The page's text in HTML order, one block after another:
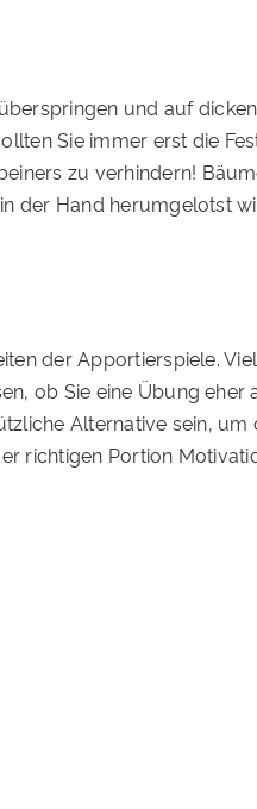
und auf
Sie immer erst die
zu verhindern!
der Hand herumgelotst
der Apportierspiele.
ob Sie eine Übung eher
Alternative sein, um
richtigen Portion